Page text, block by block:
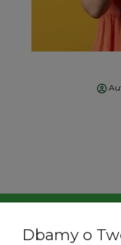
Dbamy o